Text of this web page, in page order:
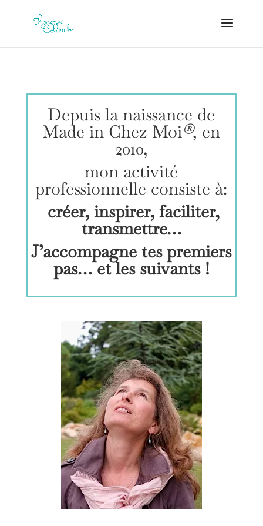
Depuis la naissance de
Made in Chez Moi®, en
2010,
mon activité
professionnelle consiste à:
créer, inspirer, faciliter,
transmettre…
J’accompagne tes premiers
pas… et les suivants !